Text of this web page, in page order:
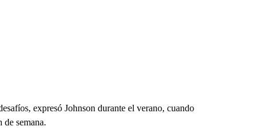
expresó Johnson durante el verano, cuando
de semana.